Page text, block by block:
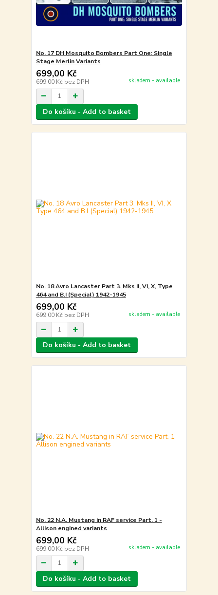
No. 17 DH Mosquito Bombers Part One: Single
Stage Merlin Variants
699,00 Kč
699,00 Kč bez DPH skladem - available
Do košíku - Add to basket
No. 18 Avro Lancaster Part 3. Mks II, VI, X, Type
464 and B.I (Special) 1942-1945
699,00 Kč
699,00 Kč bez DPH skladem - available
Do košíku - Add to basket
No. 22 N.A. Mustang in RAF service Part. 1 -
Allison engined variants
699,00 Kč
699,00 Kč bez DPH skladem - available
Do košíku - Add to basket